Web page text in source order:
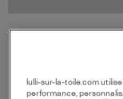
lulli-sur-la-toile.com
performance,